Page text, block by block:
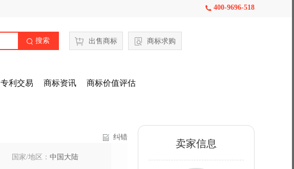
 400-9696-518
 搜索 出售商标 商标求购
专利交易 商标资讯 商标价值评估
纠错
国家/地区： 中国大陆
卖家信息